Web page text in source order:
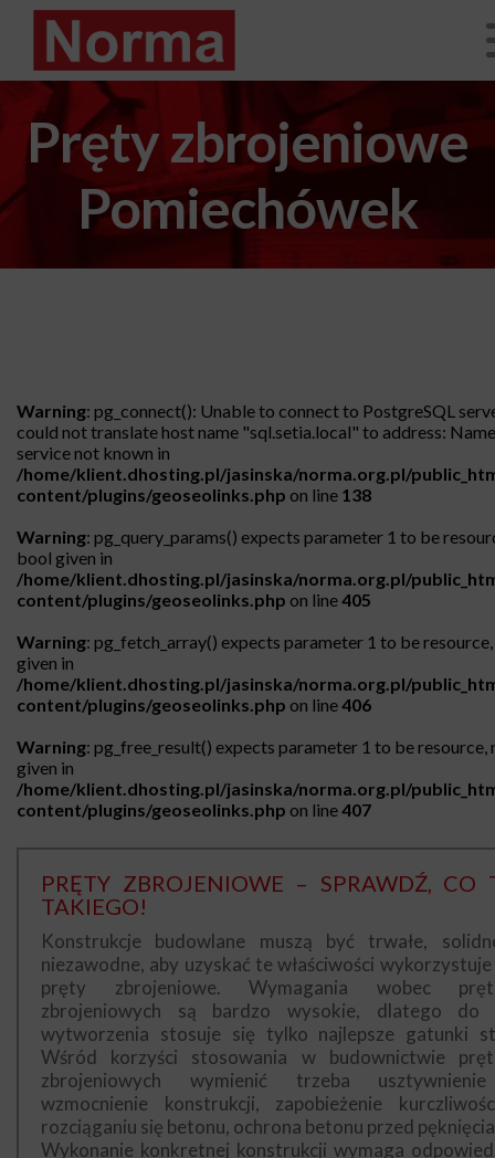
Pręty zbrojeniowe
Pomiechówek
Warning: pg_connect(): Unable to connect to PostgreSQL
could not translate host name "sql.setia.local" to address:
service not known in
/home/klient.dhosting.pl/jasinska/norma.org.pl/
content/plugins/geoseolinks.php on line 138
Warning: pg_query_params() expects parameter 1 to be
bool given in
/home/klient.dhosting.pl/jasinska/norma.org.pl/
content/plugins/geoseolinks.php on line405
Warning: pg_fetch_array() expects parameter 1 to be
given in
/home/klient.dhosting.pl/jasinska/norma.org.pl/
content/plugins/geoseolinks.php on line406
Warning: pg_free_result() expects parameter 1 to be resource,
given in
/home/klient.dhosting.pl/jasinska/norma.org.pl/
content/plugins/geoseolinks.php on line407
PRĘTY ZBROJENIOWE – SPRAWDŹ, CO
TAKIEGO!
Konstrukcje budowlane muszą być trwałe,
niezawodne, aby uzyskać te właściwości wykorzystuje
pręty zbrojeniowe. Wymagania wobec
zbrojeniowych są bardzo wysokie, dlatego do
wytworzenia stosuje się tylko najlepsze gatunki
Wśród korzyści stosowania w budownictwie
zbrojeniowych wymienić trzeba
wzmocnienie konstrukcji, zapobieżenie
rozciąganiu się betonu, ochrona betonu przed
Wykonanie konkretnej konstrukcji wymaga